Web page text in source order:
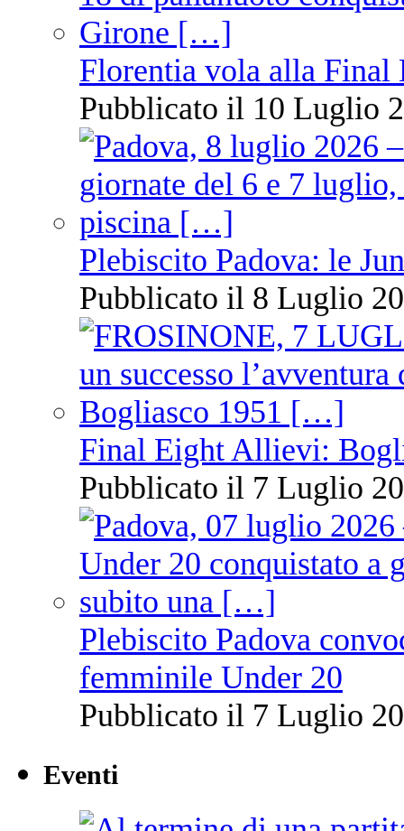
Florentia vola alla Final
Pubblicato il 10 Luglio
Plebiscito Padova: le
Pubblicato il 8 Luglio
Final Eight Allievi:
Pubblicato il 7 Luglio
Plebiscito Padova
femminile Under 20
Pubblicato il 7 Luglio
Eventi